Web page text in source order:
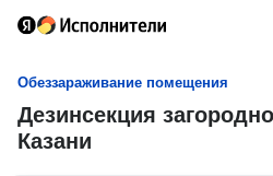
Обеззараживание помещения
Дезинсекция
Казани